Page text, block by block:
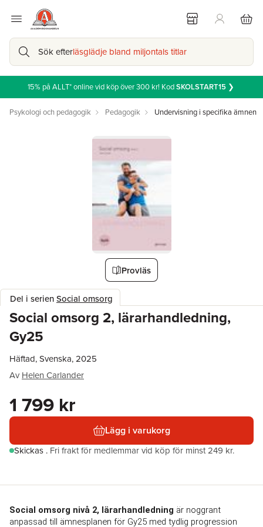
Sök efterläsglädje bland miljontals titlar
15% på ALLT* online vid köp över 300 kr! KodSKOLSTART15❯
Psykologi och pedagogik Pedagogik Undervisning i specifika ämnen
Provläs
Del i serienSocial omsorg
Social omsorg 2, lärarhandledning,
Gy25
Häftad, Svenska, 2025
Av Helen Carlander
1 799 kr
Lägg i varukorg
Skickas . Fri frakt för medlemmar vid köp för minst 249 kr.
Social omsorg nivå 2, lärarhandledning är noggrant
anpassad till ämnesplanen för Gy25 med tydlig progression